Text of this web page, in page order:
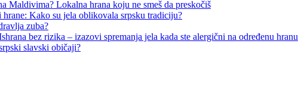
Maldivima? Lokalna hrana koju ne smeš da preskočiš
Kako su jela oblikovala srpsku tradiciju?
zuba?
bez rizika – izazovi spremanja jela kada ste alergični na određenu hranu
slavski običaji?